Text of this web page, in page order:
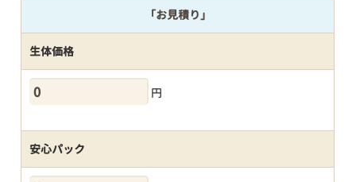
「お見積り」
生体価格
円
安心パック